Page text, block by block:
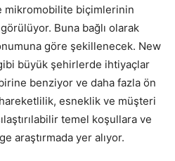
mikromobilite biçimlerinin
Buna bağlı olarak
göre şekillenecek. New
büyük şehirlerde ihtiyaçlar
benziyor ve daha fazla ön
hareketlilik, esneklik ve müşteri
temel koşullara ve
araştırmada yer alıyor.